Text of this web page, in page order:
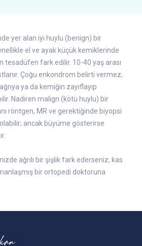
yer alan iyi huylu (benign) bir
el ve ayak küçük kemiklerinde
tesadüfen fark edilir. 10-40 yaş arası
Çoğu enkondrom belirti vermez;
ya da kemiğin zayıflayıp
Nadiren malign (kötü huylu) bir
röntgen, MR ve gerektiğinde biyopsi
ancak büyüme gösterirse
ağrılı bir şişlik fark ederseniz, kas
bir ortopedi doktoruna